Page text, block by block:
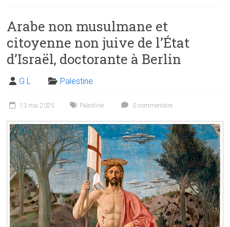
Arabe non musulmane et
citoyenne non juive de l’État
d’Israël, doctorante à Berlin
G L Palestine
13 mai 2025 Palestine 0 commentaire